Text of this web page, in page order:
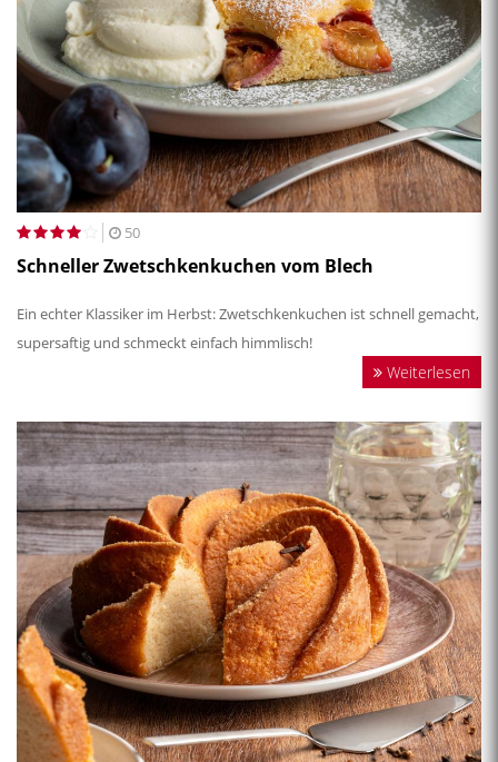
50
Schneller Zwetschkenkuchen vom Blech
Ein echter Klassiker im Herbst: Zwetschkenkuchen ist schnell gemacht,
supersaftig und schmeckt einfach himmlisch!
Weiterlesen